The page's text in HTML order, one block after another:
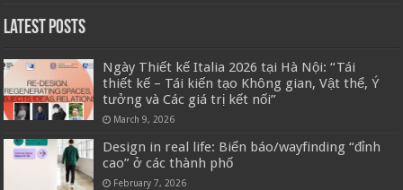
Latest Posts
Ngày Thiết kế Italia 2026 tại Hà Nội: “Tái
thiết kế – Tái kiến tạo Không gian, Vật thể, Ý
tưởng và Các giá trị kết nối”
March 9, 2026
Design in real life: Biển báo/wayfinding “đỉnh
cao” ở các thành phố
February 7, 2026